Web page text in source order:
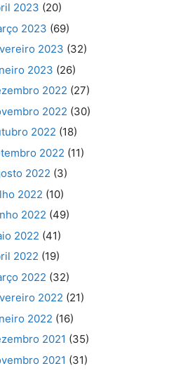
2023 (20)
2023 (69)
2023 (32)
2023 (26)
2022 (27)
2022 (30)
2022 (18)
2022 (11)
2022 (3)
2022 (10)
2022 (49)
2022 (41)
2022 (19)
2022 (32)
2022 (21)
2022 (16)
2021 (35)
2021 (31)